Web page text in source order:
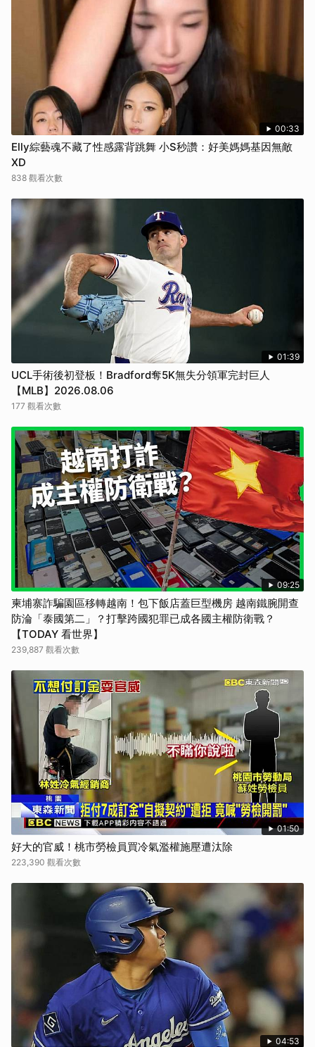
00:33
Elly綜藝魂不藏了性感露背跳舞 小S秒讚：好美媽媽基因無敵
XD
838 觀看次數
01:39
UCL手術後初登板！Bradford奪5K無失分領軍完封巨人
【MLB】2026.08.06
177 觀看次數
09:25
柬埔寨詐騙園區移轉越南！包下飯店蓋巨型機房 越南鐵腕開查
防淪「泰國第二」？打擊跨國犯罪已成各國主權防衛戰？
【TODAY 看世界】
239,887 觀看次數
01:50
好大的官威！桃市勞檢員買冷氣濫權施壓遭汰除
223,390 觀看次數
04:53